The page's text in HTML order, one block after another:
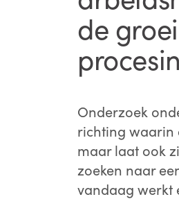
de
Onderzoek
richting waarin
maar laat ook
zoeken naar
vandaag werkt